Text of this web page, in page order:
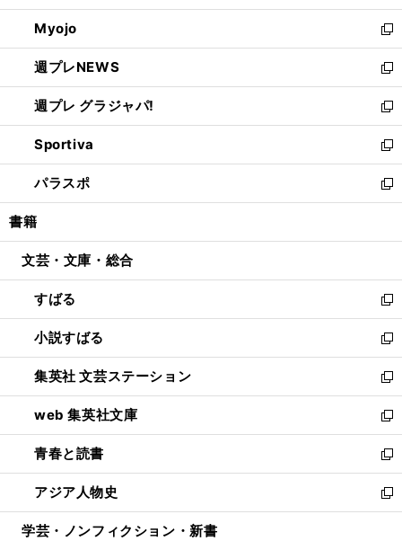
開
く
ウ
で
開
く
ン
ド
ウ
で
開
く
ウ
ィ
ン
ド
ウ
で
開
く
Myojo
新
し
い
ウ
ィ
ン
ド
ウ
で
開
週プレNEWS
新
し
い
ウ
ィ
ン
ド
ウ
開
週プレ グラジャパ!
新
し
い
ウ
ィ
ン
ウ
開
く
Sportiva
新
し
い
ウ
ン
ウ
で
開
く
パラスポ
新
し
ウ
ン
ド
ウ
で
開
く
書籍
文芸・文庫・総合
すばる
新
し
い
ウ
ィ
ン
ド
ウ
で
開
く
小説すばる
新
し
い
ウ
ィ
ン
ド
ウ
で
開
集英社 文芸ステーション
新
し
い
ウ
ィ
ン
ド
ウ
web 集英社文庫
新
し
い
ウ
ィ
ン
青春と読書
新
し
い
ウ
アジア人物史
新
し
学芸・ノンフィクション・新書